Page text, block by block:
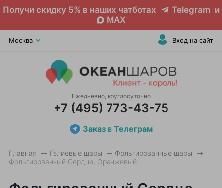
Получи скидку 5% в наших чатботах Telegram и
MAX
Москва Вход на сайт
Ежедневно, круглосуточно
+7 (495) 773-43-75
Заказ в Телеграм
Главная Гелиевые шары
Фольгированные шары
Фольгированный Сердце, Оранжевый.